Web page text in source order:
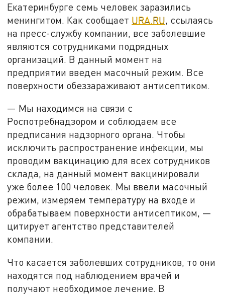
Екатеринбурге семь человек заразились
менингитом. Как сообщает URA.RU, ссылаясь
на пресс-службу компании, все заболевшие
являются сотрудниками подрядных
организаций. В данный момент на
предприятии введен масочный режим. Все
поверхности обеззараживают антисептиком.
— Мы находимся на связи с
Роспотребнадзором и соблюдаем все
предписания надзорного органа. Чтобы
исключить распространение инфекции, мы
проводим вакцинацию для всех сотрудников
склада, на данный момент вакцинировали
уже более 100 человек. Мы ввели масочный
режим, измеряем температуру на входе и
обрабатываем поверхности антисептиком, —
цитирует агентство представителей
компании.
Что касается заболевших сотрудников, то они
находятся под наблюдением врачей и
получают необходимое лечение. В